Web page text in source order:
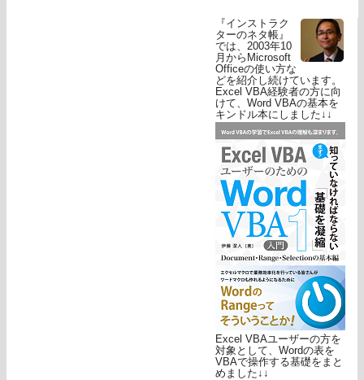
『インストラク
ターのネタ帳』
では、2003年10
月からMicrosoft
Officeの使い方な
どを紹介し続けています。
Excel VBA経験者の方に向
けて、Word VBAの基本を
キンドル本にしました↓↓
Excel VBAユーザーの方を
対象として、Wordの表を
VBAで操作する基礎をまと
めました↓↓